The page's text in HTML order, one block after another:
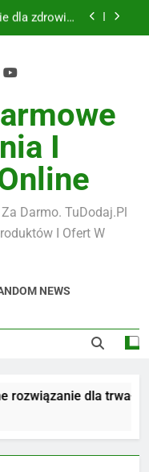
dla zdrowia i
wartościowe
materiały wideo
tarasu
pielęgnacja w
zgodzie z naturą
dla zdrowia i
organizmu
– jak tworzyć,
wartościowe
wideo
I
Darmo. TuDodaj.pl
I Ofert W
NEWS
dla trwałego i